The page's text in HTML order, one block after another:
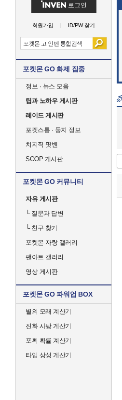
로그인
회원가입 ID/PW 찾기
포켓몬 GO 화제 집중
정보 · 뉴스 모음
팁과 노하우 게시판
레이드 게시판
포켓스톱 · 둥지 정보
치지직 팟벤
SOOP 게시판
포켓몬 GO 커뮤니티
자유 게시판
└질문과 답변
└친구 찾기
포켓몬 자랑 갤러리
팬아트 갤러리
영상 게시판
포켓몬 GO 파워업 BOX
별의 모래 계산기
진화 사탕 계산기
포획 확률 계산기
타입 상성 계산기